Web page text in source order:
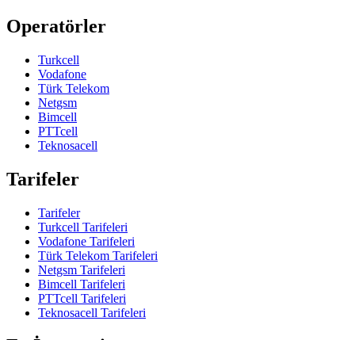
Operatörler
Turkcell
Vodafone
Türk Telekom
Netgsm
Bimcell
PTTcell
Teknosacell
Tarifeler
Tarifeler
Turkcell Tarifeleri
Vodafone Tarifeleri
Türk Telekom Tarifeleri
Netgsm Tarifeleri
Bimcell Tarifeleri
PTTcell Tarifeleri
Teknosacell Tarifeleri